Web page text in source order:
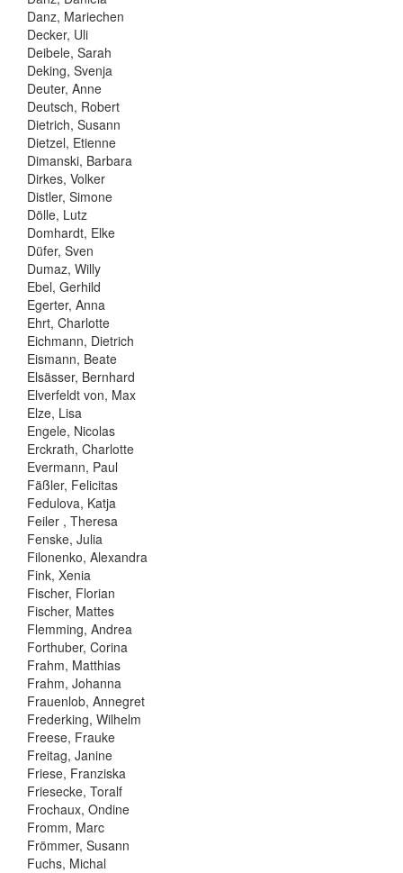
Danz, Mariechen
Decker, Uli
Deibele, Sarah
Deking, Svenja
Deuter, Anne
Deutsch, Robert
Dietrich, Susann
Dietzel, Etienne
Dimanski, Barbara
Dirkes, Volker
Distler, Simone
Dölle, Lutz
Domhardt, Elke
Düfer, Sven
Dumaz, Willy
Ebel, Gerhild
Egerter, Anna
Ehrt, Charlotte
Eichmann, Dietrich
Eismann, Beate
Elsässer, Bernhard
Elverfeldt von, Max
Elze, Lisa
Engele, Nicolas
Erckrath, Charlotte
Evermann, Paul
Fäßler, Felicitas
Fedulova, Katja
Feiler , Theresa
Fenske, Julia
Filonenko, Alexandra
Fink, Xenia
Fischer, Florian
Fischer, Mattes
Flemming, Andrea
Forthuber, Corina
Frahm, Matthias
Frahm, Johanna
Frauenlob, Annegret
Frederking, Wilhelm
Freese, Frauke
Freitag, Janine
Friese, Franziska
Friesecke, Toralf
Frochaux, Ondine
Fromm, Marc
Frömmer, Susann
Fuchs, Michal